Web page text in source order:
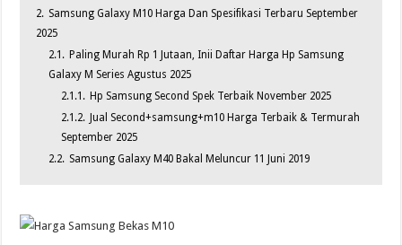
2. Samsung Galaxy M10 Harga Dan Spesifikasi Terbaru September
2025
2.1. Paling Murah Rp 1 Jutaan, Inii Daftar Harga Hp Samsung
Galaxy M Series Agustus 2025
2.1.1. Hp Samsung Second Spek Terbaik November 2025
2.1.2. Jual Second+samsung+m10 Harga Terbaik & Termurah
September 2025
2.2. Samsung Galaxy M40 Bakal Meluncur 11 Juni 2019